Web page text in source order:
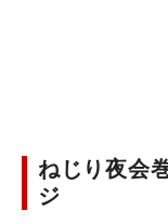
ねじり夜会
ジ